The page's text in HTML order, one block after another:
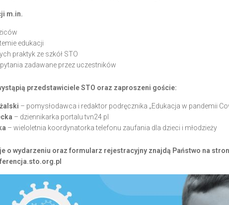
m.in.
edukacji
praktyk ze szkół STO
zadawane przez uczestników
przedstawiciele STO oraz zaproszeni goście:
– pomysłodawca i redaktor podręcznika „Edukacja w pandemii
– dziennikarka portalu tvn24.pl
– wieloletnia koordynatorka telefonu zaufania dla dzieci i młodzieży
o wydarzeniu oraz formularz rejestracyjny znajdą Państwo na